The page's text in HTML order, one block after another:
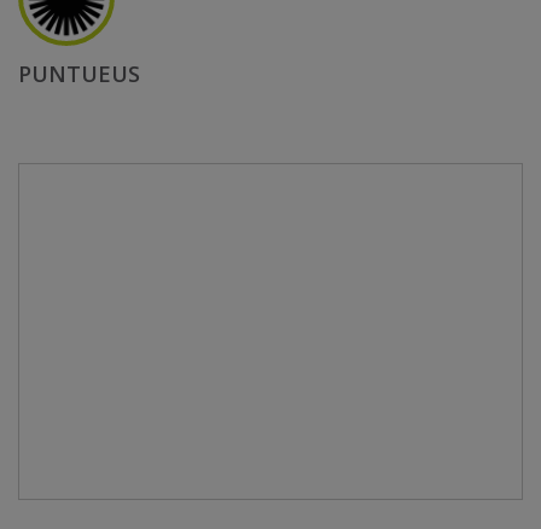
PUNTUEUS